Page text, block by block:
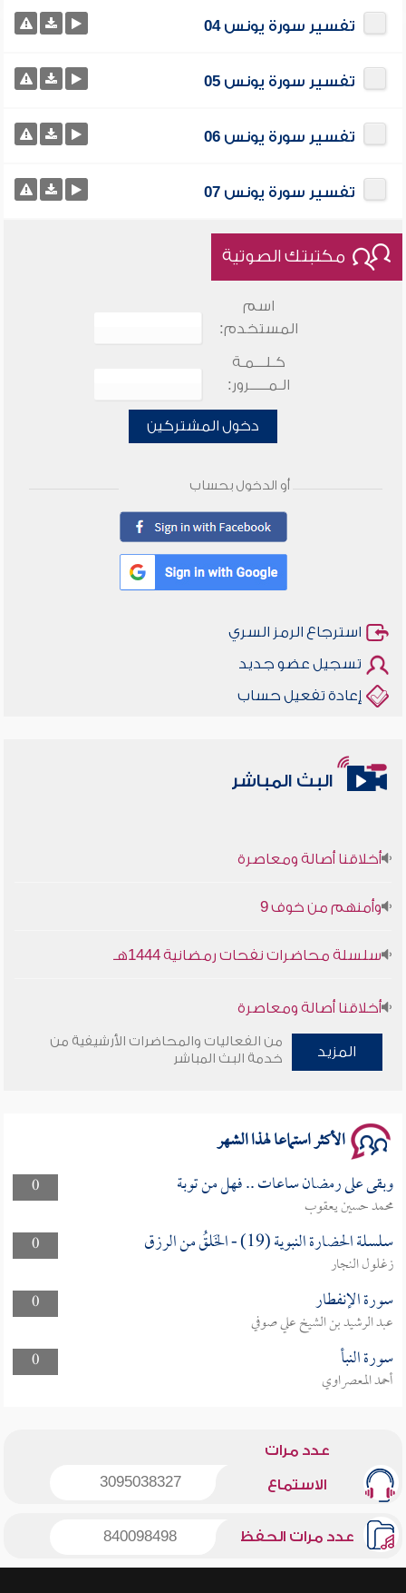
تفسير سورة يونس 04
تفسير سورة يونس 05
تفسير سورة يونس 06
تفسير سورة يونس 07
مكتبتك الصوتية
اسم
المستخدم:
كـلـــمـة
الـمـــــرور:
دخول المشتركين
أو الدخول بحساب
استرجاع الرمز السري
تسجيل عضو جديد
إعادة تفعيل حساب
البث المباشر
أخلاقنا أصالة ومعاصرة
وأمنهم من خوف 9
سلسلة محاضرات نفحات رمضانية 1444هـ
أخلاقنا أصالة ومعاصرة
وأمنهم من خوف 9
المزيد
من الفعاليات والمحاضرات الأرشيفية من
خدمة البث المباشر
الأكثر استماعا لهذا الشهر
0 وبقى على رمضان ساعات .. فهل من توبة
محمد حسين يعقوب
0
سلسلة الحضارة النبوية (19) - الخَلقُ من الرزق
زغلول النجار
0
سورة الإنفطار
عبد الرشيد بن الشيخ علي صوفي
0
سورة النبأ
أحمد المعصراوي
عدد مرات
الاستماع 3095038327
عدد مرات الحفظ 840098498